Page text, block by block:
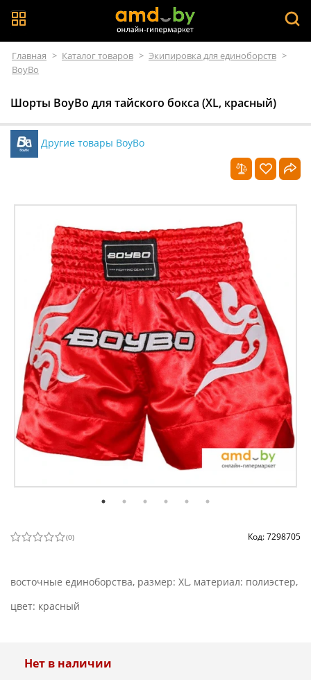
Главная > Каталог товаров > Экипировка для единоборств >
BoyBo
Шорты BoyBo для тайского бокса (XL, красный)
Другие товары BoyBo
(0) Код: 7298705
восточные единоборства, размер: XL, материал: полиэстер,
цвет: красный
Нет в наличии